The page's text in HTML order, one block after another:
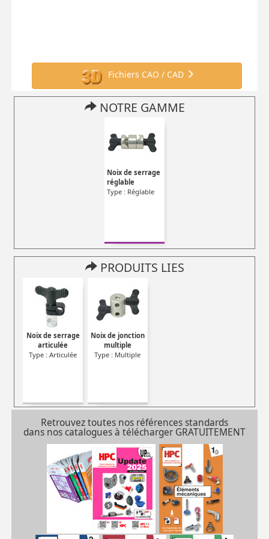
Fichiers CAO / CAD
NOTRE GAMME
Noix de serrage
réglable
Type : Réglable
PRODUITS LIES
Noix de serrage
articulée
Type : Articulée
Noix de jonction
multiple
Type : Multiple
Retrouvez toutes nos références standards
dans nos catalogues à télécharger GRATUITEMENT